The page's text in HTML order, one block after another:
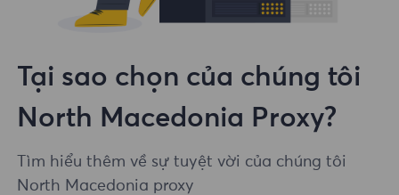
Tại sao chọn của chúng tôi
North Macedonia Proxy?
Tìm hiểu thêm về sự tuyệt vời của chúng tôi
North Macedonia proxy